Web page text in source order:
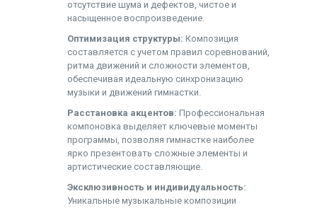
отсутствие шума и дефектов, чистое и
насыщенное воспроизведение.
Оптимизация структуры: Композиция
составляется с учетом правил соревнований,
ритма движений и сложности элементов,
обеспечивая идеальную синхронизацию
музыки и движений гимнастки.
Расстановка акцентов: Профессиональная
компоновка выделяет ключевые моменты
программы, позволяя гимнастке наиболее
ярко презентовать сложные элементы и
артистические составляющие.
Эксклюзивность и индивидуальность:
Уникальные музыкальные композиции